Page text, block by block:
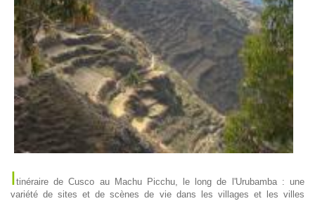
Itinéraire de Cusco au Machu Picchu, le long de l'Urubamba : une
variété de sites et de scènes de vie dans les villages et les villes